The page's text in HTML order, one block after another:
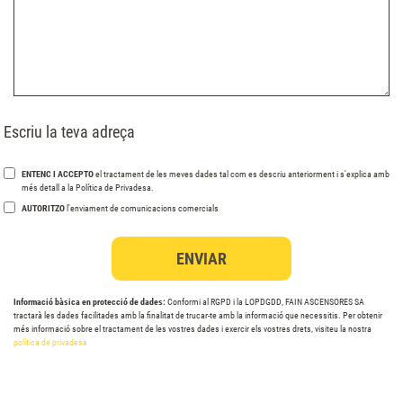
Escriu la teva adreça
ENTENC I ACCEPTOel tractament de les meves dades tal com es descriu anteriorment i s'explica amb
més detall a la Política de Privadesa.
AUTORITZO l'enviament de comunicacions comercials
Informació bàsica en protecció de dades: Conformi al RGPD i la LOPDGDD, FAIN ASCENSORES SA
tractarà les dades facilitades amb la finalitat de trucar-te amb la informació que necessitis. Per obtenir
més informació sobre el tractament de les vostres dades i exercir els vostres drets, visiteu la nostra
política de privadesa